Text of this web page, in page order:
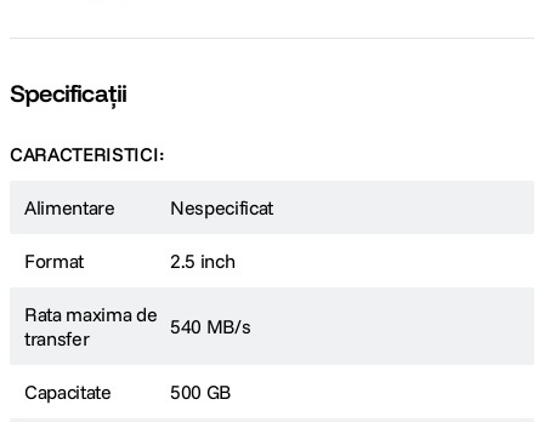
Specificații
CARACTERISTICI:
Alimentare Nespecificat
Format 2.5 inch
Rata maxima de
transfer
540 MB/s
Capacitate 500 GB